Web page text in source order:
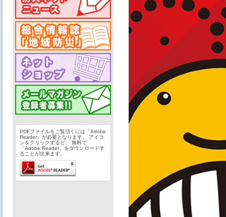
PDFファイルをご覧頂くには「Adobe
Reader」が必要となります。 アイコ
ンをクリックすると、 無料で
「Adobe Reader」をダウンロードす
ることが出来ます。